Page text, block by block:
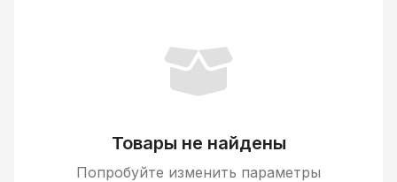
Товары не найдены
Попробуйте изменить параметры